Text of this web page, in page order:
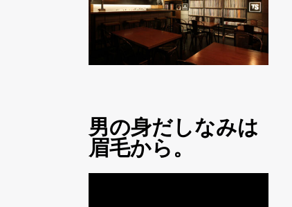
男の身だしなみは
眉毛から。